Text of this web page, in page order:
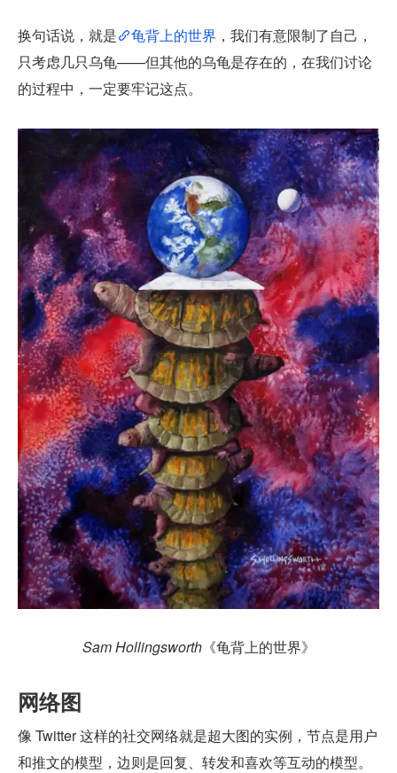
换句话说，就是 龟背上的世界 ，我们有意限制了自己，
只考虑几只乌龟——但其他的乌龟是存在的，在我们讨论
的过程中，一定要牢记这点。
Sam Hollingsworth《龟背上的世界》
网络图
像 Twitter 这样的社交网络就是超大图的实例，节点是用户
和推文的模型，边则是回复、转发和喜欢等互动的模型。